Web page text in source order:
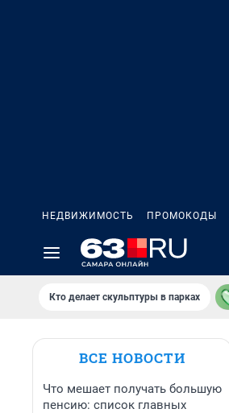
НЕДВИЖИМОСТЬ ПРОМОКОДЫ
Кто делает скульптуры в парках
ВСЕ НОВОСТИ
Что мешает получать большую
пенсию: список главных